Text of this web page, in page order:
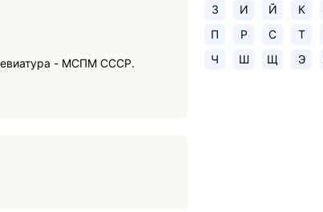
На данной странице вы сможете узнать как расшифровывается данная аббревиатура - МСПМ СССР.
З
И Й К
П
Р С Т
Ч
Ш Щ Э